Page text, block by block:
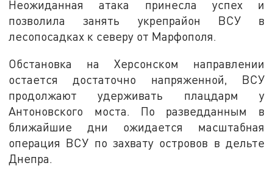
Неожиданная атака принесла успех и
позволила занять укрепрайон ВСУ в
лесопосадках к северу от Марфополя.
Обстановка на Херсонском направлении
остается достаточно напряженной, ВСУ
продолжают удерживать плацдарм у
Антоновского моста. По разведданным в
ближайшие дни ожидается масштабная
операция ВСУ по захвату островов в дельте
Днепра.